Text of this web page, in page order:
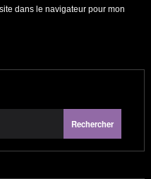
dans le navigateur pour mon
Rechercher